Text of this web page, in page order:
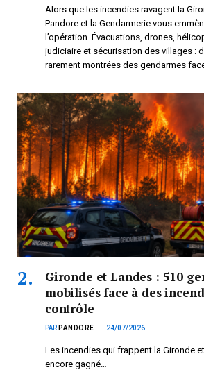
Alors que les incendies ravagent la
Pandore et la Gendarmerie vous
l’opération. Évacuations, drones,
judiciaire et sécurisation des villages :
rarement montrées des gendarmes
Gironde et Landes : 510
mobilisés face à des
contrôle
PAR PANDORE 24/07/2026
Les incendies qui frappent la Gironde
encore gagné…